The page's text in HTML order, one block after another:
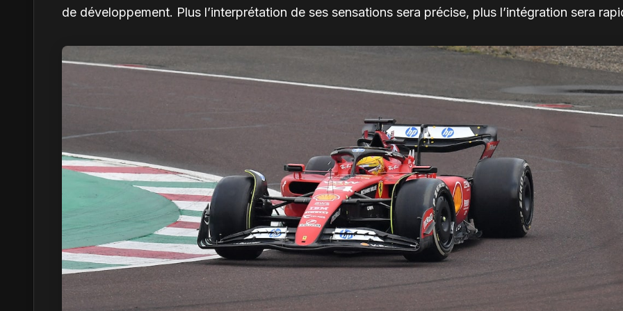
de développement. Plus l’interprétation de ses sensations sera précise, plus l’intégration sera